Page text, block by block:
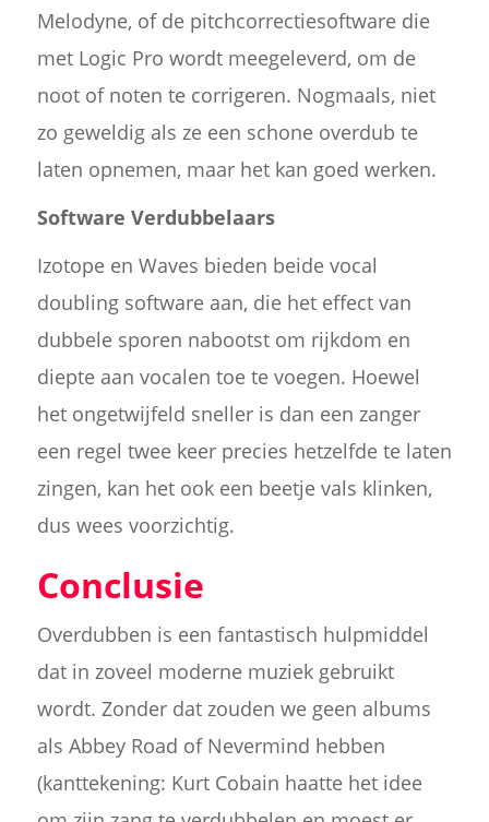
Melodyne, of de pitchcorrectiesoftware die
met Logic Pro wordt meegeleverd, om de
noot of noten te corrigeren. Nogmaals, niet
zo geweldig als ze een schone overdub te
laten opnemen, maar het kan goed werken.
Software Verdubbelaars
Izotope en Waves bieden beide vocal
doubling software aan, die het effect van
dubbele sporen nabootst om rijkdom en
diepte aan vocalen toe te voegen. Hoewel
het ongetwijfeld sneller is dan een zanger
een regel twee keer precies hetzelfde te laten
zingen, kan het ook een beetje vals klinken,
dus wees voorzichtig.
Conclusie
Overdubben is een fantastisch hulpmiddel
dat in zoveel moderne muziek gebruikt
wordt. Zonder dat zouden we geen albums
als Abbey Road of Nevermind hebben
(kanttekening: Kurt Cobain haatte het idee